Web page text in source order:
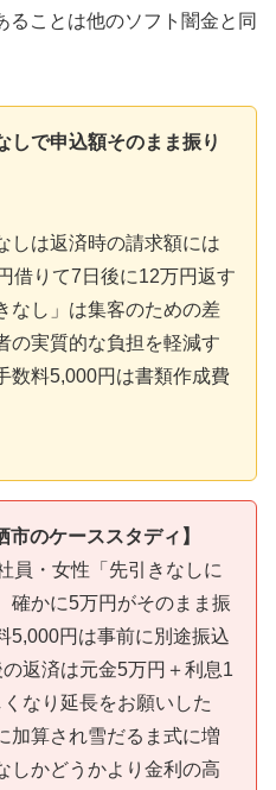
ことは他のソフト闇金と同
しで申込額そのまま振り
しは返済時の請求額には
借りて7日後に12万円返す
なし」は集客のための差
の実質的な負担を軽減す
数料5,000円は書類作成費
のケーススタディ】
員・女性「先引きなしに
確かに5万円がそのまま振
5,000円は事前に別途振込
返済は元金5万円＋利息1
なり延長をお願いした
加算され雪だるま式に増
しかどうかより金利の高